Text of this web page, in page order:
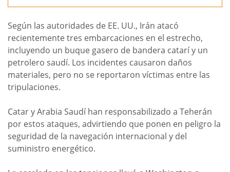
Según las autoridades de EE. UU., Irán atacó
recientemente tres embarcaciones en el estrecho,
incluyendo un buque gasero de bandera catarí y un
petrolero saudí. Los incidentes causaron daños
materiales, pero no se reportaron víctimas entre las
tripulaciones.
Catar y Arabia Saudí han responsabilizado a Teherán
por estos ataques, advirtiendo que ponen en peligro la
seguridad de la navegación internacional y del
suministro energético.